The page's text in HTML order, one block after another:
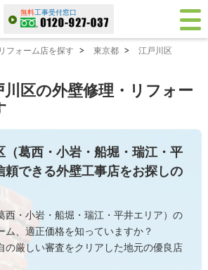
無料工事受付窓口
フォーム店を探す > 東京都 > 江戸川区
川区の外壁修理・リフォー
（葛西・小岩・船堀・瑞江・平
頼できる外壁工事店をお探しの
西・小岩・船堀・瑞江・平井エリア）の
ム、適正価格を知っていますか？
の厳しい審査をクリアした地元の優良店